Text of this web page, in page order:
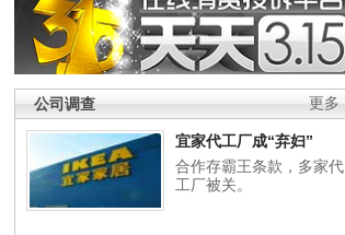
更多
公司调查
宜家代工厂成“弃妇”
合作存霸王条款，多家代
工厂被关。